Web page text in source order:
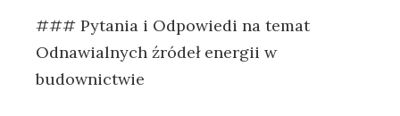
### ⁢Pytania⁢ i‌ Odpowiedi na temat
Odnawialnych źródeł ‌energii ⁣w
budownictwie